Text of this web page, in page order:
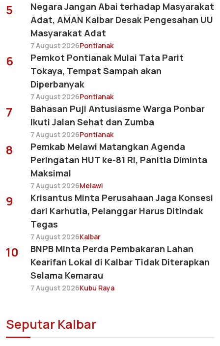
5
Negara Jangan Abai terhadap Masyarakat
Adat, AMAN Kalbar Desak Pengesahan UU
Masyarakat Adat
7 August 2026Pontianak
6
Pemkot Pontianak Mulai Tata Parit
Tokaya, Tempat Sampah akan
Diperbanyak
7 August 2026Pontianak
7
Bahasan Puji Antusiasme Warga Ponbar
Ikuti Jalan Sehat dan Zumba
7 August 2026Pontianak
8
Pemkab Melawi Matangkan Agenda
Peringatan HUT ke-81 RI, Panitia Diminta
Maksimal
7 August 2026Melawi
9
Krisantus Minta Perusahaan Jaga Konsesi
dari Karhutla, Pelanggar Harus Ditindak
Tegas
7 August 2026Kalbar
10
BNPB Minta Perda Pembakaran Lahan
Kearifan Lokal di Kalbar Tidak Diterapkan
Selama Kemarau
7 August 2026Kubu Raya
Seputar Kalbar